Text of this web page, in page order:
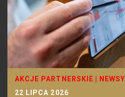
AKCJE PARTNERSKIE
NEWSY
22 LIPCA 2026